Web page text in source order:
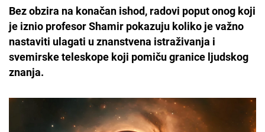
Bez obzira na konačan ishod, radovi poput onog koji
je iznio profesor Shamir pokazuju koliko je važno
nastaviti ulagati u znanstvena istraživanja i
svemirske teleskope koji pomiču granice ljudskog
znanja.